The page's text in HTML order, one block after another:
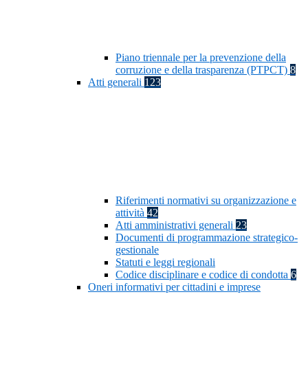
Piano triennale per la prevenzione della
corruzione e della trasparenza (PTPCT) 8
Atti generali 123
Riferimenti normativi su organizzazione e
attività 42
Atti amministrativi generali 23
Documenti di programmazione strategico-
gestionale
Statuti e leggi regionali
Codice disciplinare e codice di condotta 6
Oneri informativi per cittadini e imprese